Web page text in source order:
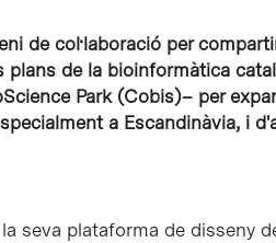
de col·laboració per
plans de la bioinformàtica
Park (Cobis)– per
a Escandinàvia, i
seva plataforma de disseny